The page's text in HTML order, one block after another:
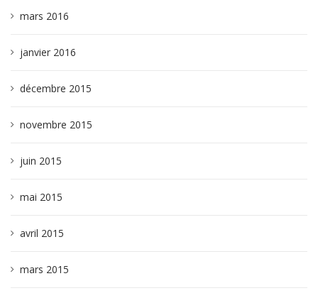
mars 2016
janvier 2016
décembre 2015
novembre 2015
juin 2015
mai 2015
avril 2015
mars 2015